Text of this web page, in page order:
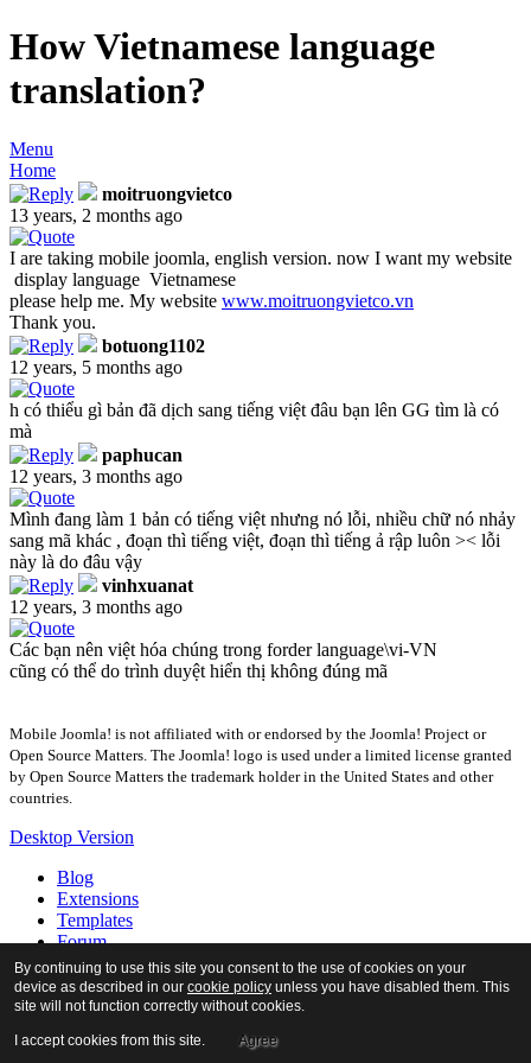
How Vietnamese language
translation?
Menu
Home
moitruongvietco
13 years, 2 months ago
I are taking mobile joomla, english version. now I want my website
display language Vietnamese
please help me. My website www.moitruongvietco.vn
Thank you.
botuong1102
12 years, 5 months ago
h có thiểu gì bản đã dịch sang tiếng việt đâu bạn lên GG tìm là có
mà
paphucan
12 years, 3 months ago
Mình đang làm 1 bản có tiếng việt nhưng nó lỗi, nhiều chữ nó nhảy
sang mã khác , đoạn thì tiếng việt, đoạn thì tiếng ả rập luôn >< lỗi
này là do đâu vậy
vinhxuanat
12 years, 3 months ago
Các bạn nên việt hóa chúng trong forder language\vi-VN
cũng có thể do trình duyệt hiển thị không đúng mã
Mobile Joomla! is not affiliated with or endorsed by the Joomla! Project or
Open Source Matters. The Joomla! logo is used under a limited license granted
by Open Source Matters the trademark holder in the United States and other
countries.
Desktop Version
Blog
Extensions
Templates
Forum
Tour
Docs
About
By continuing to use this site you consent to the use of cookies on your
device as described in our cookie policy unless you have disabled them. This
site will not function correctly without cookies.
I accept cookies from this site. Agree